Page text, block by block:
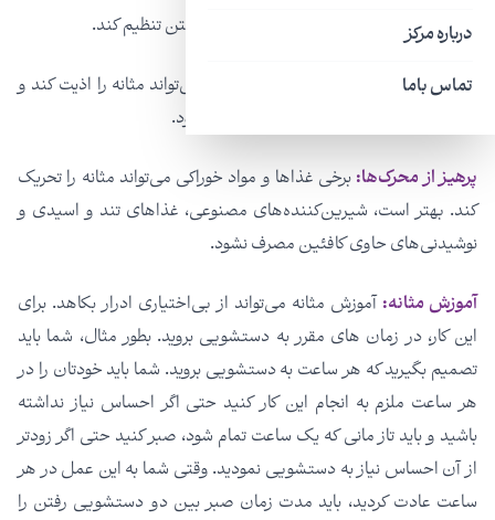
درباره مرکز
تماس باما
برنامه‌ریزی:
بیمار باید یک برنامه برای توالت‌رفتن تنظیم کند.
نوشیدن مایعات:
ننوشیدن مایعات کافی می‌تواند مثانه را اذیت کند و
باعث انقباض عضلانی و تحریک نشت ادرار شود.
پرهیز از محرک‌ها:برخی غذاها و مواد خوراکی می‌تواند مثانه را تحریک
کند. بهتر است، شیرین‌کننده‌های مصنوعی، غذاهای تند و اسیدی و
نوشیدنی‌های حاوی کافئین مصرف نشود.
آموزش مثانه:آموزش مثانه می‌تواند از بی‌اختیاری ادرار بکاهد. برای
این کار، در زمان های مقرر به دستشویی بروید. بطور مثال، شما باید
تصمیم بگیرید که هر ساعت به دستشویی بروید. شما باید خودتان را در
هر ساعت ملزم به انجام این کار کنید حتی اگر احساس نیاز نداشته
باشید و باید تاز مانی که یک ساعت تمام شود، صبر کنید حتی اگر زودتر
از آن احساس نیاز به دستشویی نمودید. وقتی شما به این عمل در هر
ساعت عادت کردید، باید مدت زمان صبر بین دو دستشویی رفتن را